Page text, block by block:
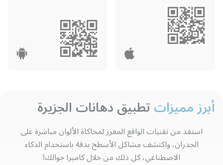
أبرز مميزاتتطبيق دهانات الجزيرة
استفد من تقنيات الواقع المعزز لمحاكاة الألوان مباشرة على
الجدران، واكتشف مشاكل الأسطح بدقة باستخدام الذكاء
الاصطناعي، كل ذلك من خلال كاميرا جوالك!